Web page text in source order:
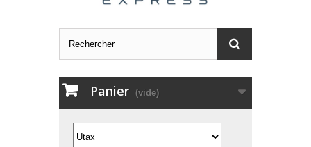
Panier (vide)